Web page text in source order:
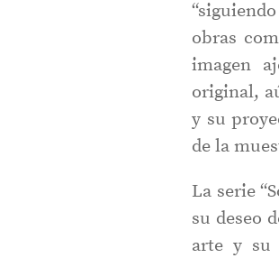
obras
imagen
original,
y su
de la
La serie
su deseo
arte y su